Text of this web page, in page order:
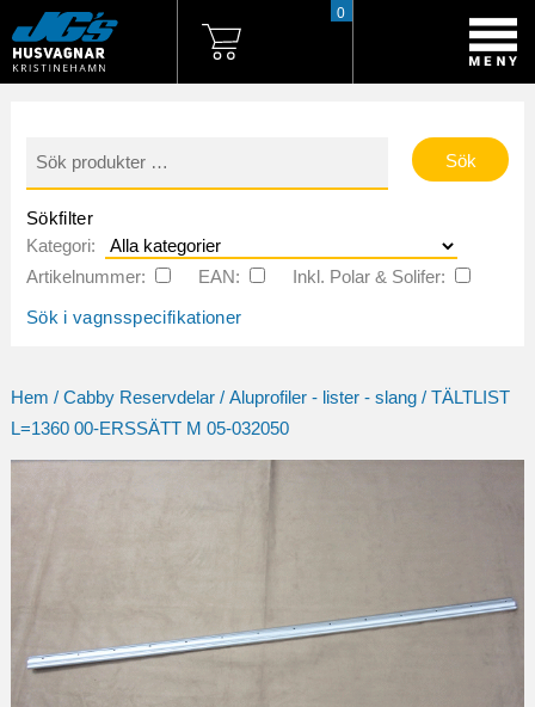
0
efter:
Sökfilter
Kategori:
Artikelnummer:
EAN:
Inkl. Polar & Solifer:
Sök i vagnsspecifikationer
Hem / Cabby Reservdelar/ Aluprofiler - lister - slang/ TÄLTLIST
L=1360 00-ERSSÄTT M 05-032050